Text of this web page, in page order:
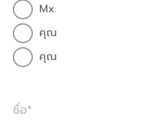
Mx.
คุณ
คุณ
ชื่อ